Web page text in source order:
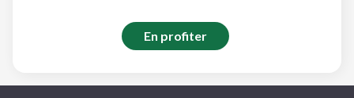
En profiter